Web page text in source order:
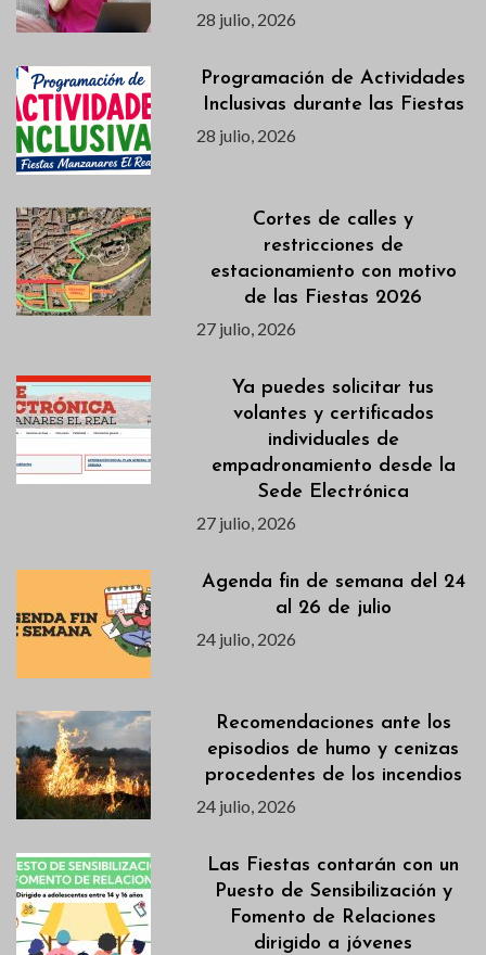
28 julio, 2026
Programación de Actividades
Inclusivas durante las Fiestas
28 julio, 2026
Cortes de calles y
restricciones de
estacionamiento con motivo
de las Fiestas 2026
27 julio, 2026
Ya puedes solicitar tus
volantes y certificados
individuales de
empadronamiento desde la
Sede Electrónica
27 julio, 2026
Agenda fin de semana del 24
al 26 de julio
24 julio, 2026
Recomendaciones ante los
episodios de humo y cenizas
procedentes de los incendios
24 julio, 2026
Las Fiestas contarán con un
Puesto de Sensibilización y
Fomento de Relaciones
dirigido a jóvenes